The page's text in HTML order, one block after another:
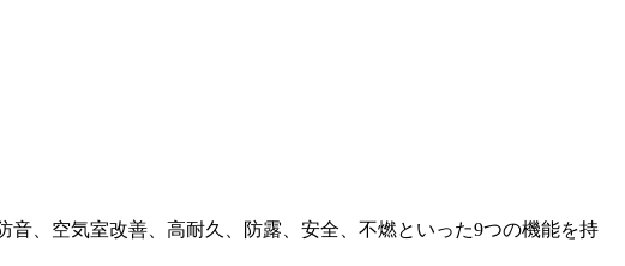
、空気室改善、高耐久、防露、安全、不燃といった9つの機能を持